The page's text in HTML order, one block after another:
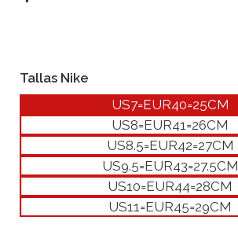
Tallas Nike
US7=EUR40=25CM
US8=EUR41=26CM
US8.5=EUR42=27CM
US9.5=EUR43=27.5CM
US10=EUR44=28CM
US11=EUR45=29CM